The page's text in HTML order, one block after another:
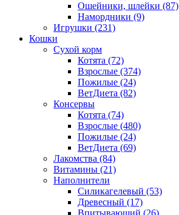
Ошейники, шлейки (87)
Намордники (9)
Игрушки (231)
Кошки
Сухой корм
Котята (72)
Взрослые (374)
Пожилые (24)
ВетДиета (82)
Консервы
Котята (74)
Взрослые (480)
Пожилые (24)
ВетДиета (69)
Лакомства (84)
Витамины (21)
Наполнители
Силикагелевый (53)
Древесный (17)
Впитывающий (26)